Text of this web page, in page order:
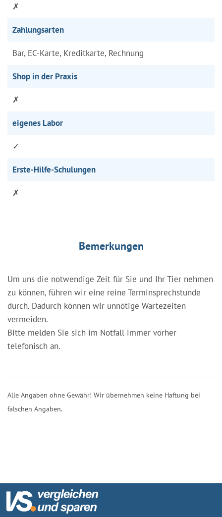
✗
Zahlungsarten
Bar, EC-Karte, Kreditkarte, Rechnung
Shop in der Praxis
✗
eigenes Labor
✓
Erste-Hilfe-Schulungen
✗
Bemerkungen
Um uns die notwendige Zeit für Sie und Ihr Tier nehmen
zu können, führen wir eine reine Terminsprechstunde
durch. Dadurch können wir unnötige Wartezeiten
vermeiden.
Bitte melden Sie sich im Notfall immer vorher
telefonisch an.
Alle Angaben ohne Gewähr! Wir übernehmen keine Haftung bei
falschen Angaben.